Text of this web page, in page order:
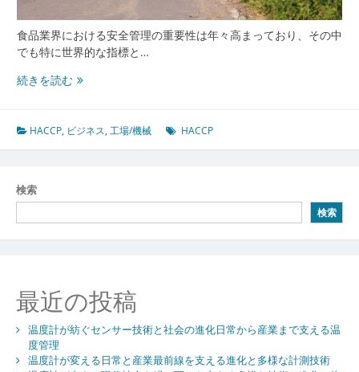
食品業界における安全管理の重要性は年々高まっており、その中
でも特に世界的な指標と…
続きを読むHACCP
く
食
と
信
頼
生
HACCP, ビジネス,工場/機械 HACCP
検索
検索
最近の投稿
温度計が紡ぐセンサー技術と社会の進化日常から産業まで支える温
度管理
温度計が変える日常と産業最前線を支える進化と多様な計測技術